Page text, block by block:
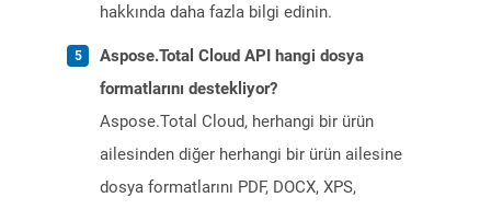
hakkında daha fazla bilgi edinin.
Aspose.Total Cloud API hangi dosya
formatlarını destekliyor?
Aspose.Total Cloud, herhangi bir ürün
ailesinden diğer herhangi bir ürün ailesine
dosya formatlarını PDF, DOCX, XPS,